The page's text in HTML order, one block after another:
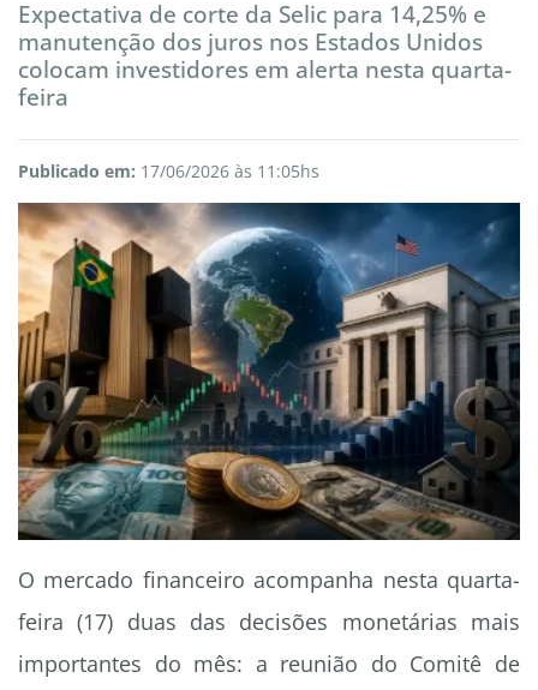
Expectativa de corte da Selic para 14,25% e
manutenção dos juros nos Estados Unidos
colocam investidores em alerta nesta quarta-
feira
Publicado em: 17/06/2026 às 11:05hs
O mercado financeiro acompanha nesta quarta-
feira (17) duas das decisões monetárias mais
importantes do mês: a reunião do Comitê de